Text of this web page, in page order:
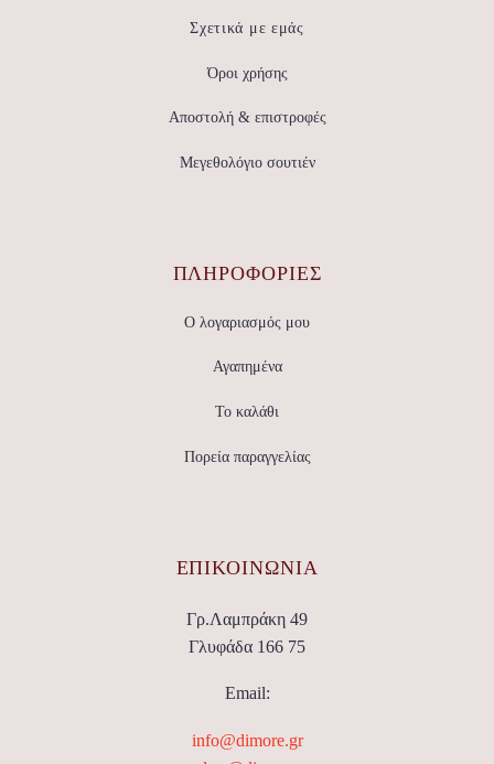
Σχετικά με εμάς
Όροι χρήσης
Αποστολή & επιστροφές
Μεγεθολόγιο σουτιέν
ΠΛΗΡΟΦΟΡΙΕΣ
Ο λογαριασμός μου
Αγαπημένα
Το καλάθι
Πορεία παραγγελίας
ΕΠΙΚΟΙΝΩΝΊΑ
Γρ.Λαμπράκη 49
Γλυφάδα 166 75
Email:
info@dimore.gr